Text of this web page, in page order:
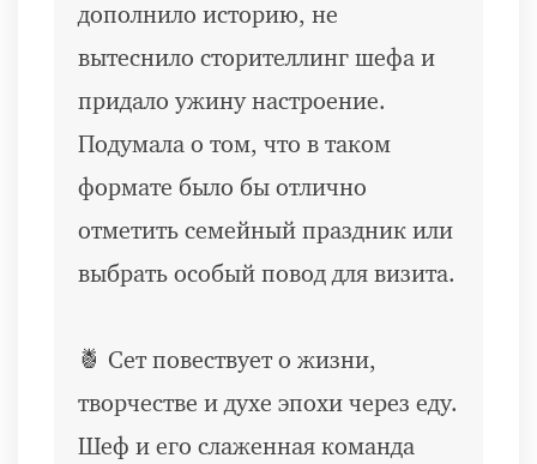
дополнило историю, не
вытеснило сторителлинг шефа и
придало ужину настроение.
Подумала о том, что в таком
формате было бы отлично
отметить семейный праздник или
выбрать особый повод для визита.
🍍 Сет повествует о жизни,
творчестве и духе эпохи через еду.
Шеф и его слаженная команда